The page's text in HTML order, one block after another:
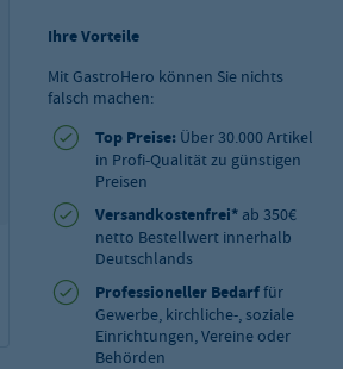
Ihre Vorteile
Mit GastroHero können Sie nichts
falsch machen:
Top Preise: Über 30.000 Artikel
in Profi-Qualität zu günstigen
Preisen
Versandkostenfrei* ab 350€
netto Bestellwert innerhalb
Deutschlands
Professioneller Bedarffür
Gewerbe, kirchliche-, soziale
Einrichtungen, Vereine oder
Behörden